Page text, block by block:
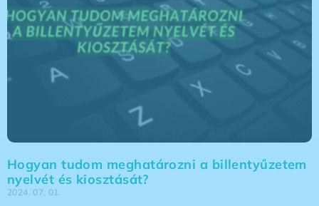
Hogyan tudom meghatározni a billentyűzetem
nyelvét és kiosztását?
2024. 07. 01.